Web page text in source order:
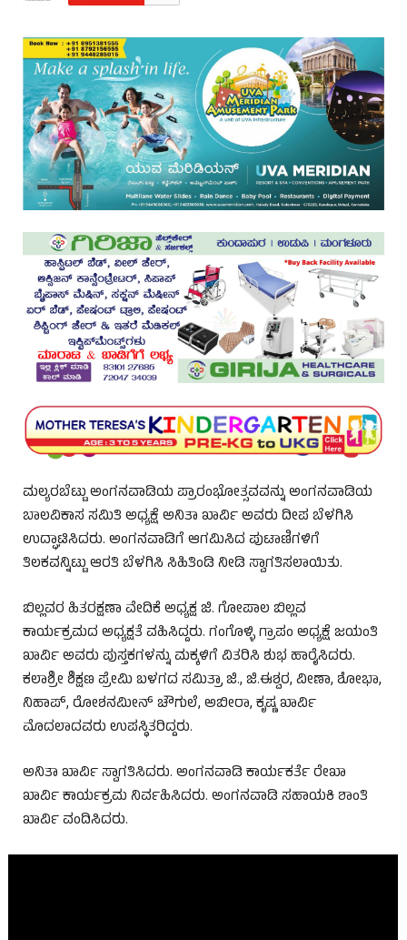
ಮಲ್ಯರಬೆಟ್ಟು ಅಂಗನವಾಡಿಯ ಪ್ರಾರಂಭೋತ್ಸವವನ್ನು ಅಂಗನವಾಡಿಯ
ಬಾಲವಿಕಾಸ ಸಮಿತಿ ಅಧ್ಯಕ್ಷೆ ಅನಿತಾ ಖಾರ್ವಿ ಅವರು ದೀಪ ಬೆಳಗಿಸಿ
ಉದ್ಘಾಟಿಸಿದರು. ಅಂಗನವಾಡಿಗೆ ಆಗಮಿಸಿದ ಪುಟಾಣಿಗಳಿಗೆ
ತಿಲಕವನ್ನಿಟ್ಟು ಆರತಿ ಬೆಳಗಿಸಿ ಸಿಹಿತಿಂಡಿ ನೀಡಿ ಸ್ವಾಗತಿಸಲಾಯಿತು.
ಬಿಲ್ಲವರ ಹಿತರಕ್ಷಣಾ ವೇದಿಕೆ ಅಧ್ಯಕ್ಷ ಜಿ. ಗೋಪಾಲ ಬಿಲ್ಲವ
ಕಾರ್ಯಕ್ರಮದ ಅಧ್ಯಕ್ಷತೆ ವಹಿಸಿದ್ದರು. ಗಂಗೊಳ್ಳಿ ಗ್ರಾಪಂ ಅಧ್ಯಕ್ಷೆ ಜಯಂತಿ
ಖಾರ್ವಿ ಅವರು ಪುಸ್ತಕಗಳನ್ನು ಮಕ್ಕಳಿಗೆ ವಿತರಿಸಿ ಶುಭ ಹಾರೈಸಿದರು.
ಕಲಾಶ್ರೀ ಶಿಕ್ಷಣ ಪ್ರೇಮಿ ಬಳಗದ ಸಮಿತ್ರಾ ಜಿ., ಜಿ.ಈಶ್ವರ, ವೀಣಾ, ಶೋಭಾ,
ನಿಹಾಪ್, ರೋಶನಮೀನ್ ಚೌಗುಲೆ, ಅಬೀರಾ, ಕೃಷ್ಣ ಖಾರ್ವಿ
ಮೊದಲಾದವರು ಉಪಸ್ಥಿತರಿದ್ದರು.
ಅನಿತಾ ಖಾರ್ವಿ ಸ್ವಾಗತಿಸಿದರು. ಅಂಗನವಾಡಿ ಕಾರ್ಯಕರ್ತೆ ರೇಖಾ
ಖಾರ್ವಿ ಕಾರ್ಯಕ್ರಮ ನಿರ್ವಹಿಸಿದರು. ಅಂಗನವಾಡಿ ಸಹಾಯಕಿ ಶಾಂತಿ
ಖಾರ್ವಿ ವಂದಿಸಿದರು.